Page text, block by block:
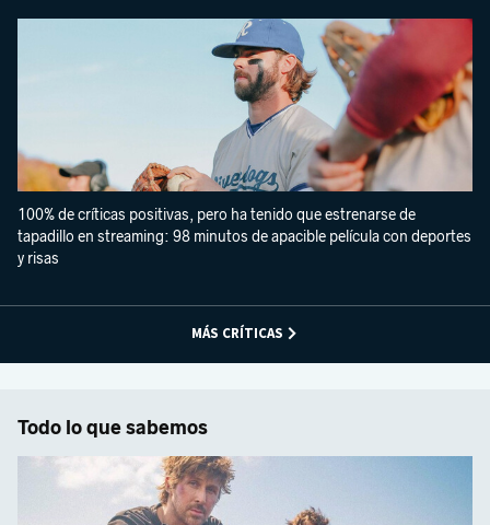
100% de críticas positivas, pero ha tenido que estrenarse de
tapadillo en streaming: 98 minutos de apacible película con deportes
y risas
MÁS CRÍTICAS
Todo lo que sabemos